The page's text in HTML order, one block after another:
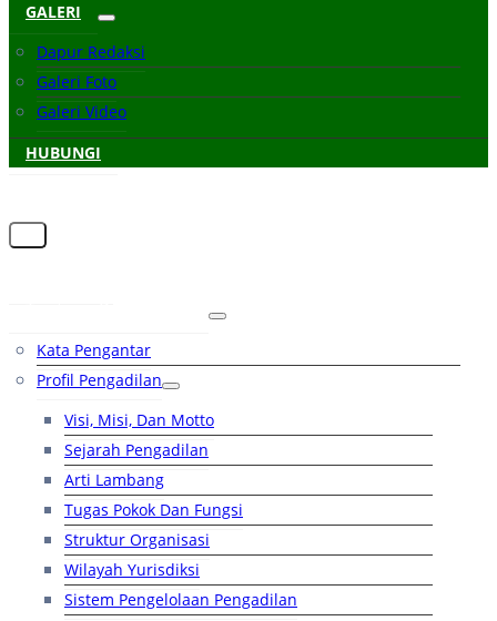
GALERI
Dapur Redaksi
Galeri Foto
Galeri Video
HUBUNGI
Kata Pengantar
Profil Pengadilan
Visi, Misi, Dan Motto
Sejarah Pengadilan
Arti Lambang
Tugas Pokok Dan Fungsi
Struktur Organisasi
Wilayah Yurisdiksi
Sistem Pengelolaan Pengadilan